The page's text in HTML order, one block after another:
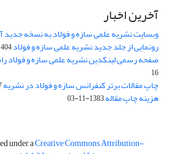
آخرین اخبار
وبسایت نشریه علمی سازه و فولاد به نسخه
رونمایی از جلد جدید نشریه علمی سازه و فولاد06-19
صفحه رسمی لینکدین نشریه علمی سازه و فولاد
16
چاپ مقالات برتر کنفرانس سازه و فولاد در نشریه
هزینه چاپ مقاله1383-11-03
under aCreative Commons Attribution-